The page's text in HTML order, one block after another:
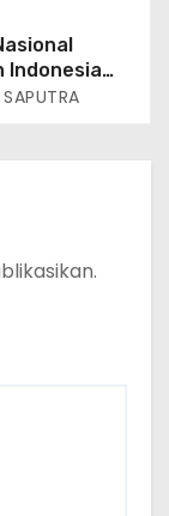
Cepat
Anak
Muhammad
Dan Beri
Indonesia
Rapat